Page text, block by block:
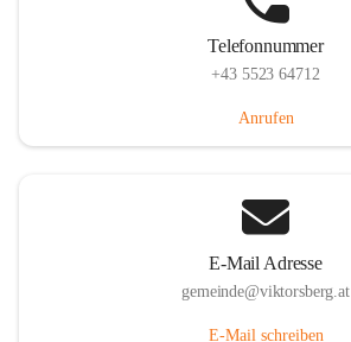
Telefonnummer
+43 5523 64712
Anrufen
E-Mail Adresse
gemeinde@viktorsberg.at
E-Mail schreiben